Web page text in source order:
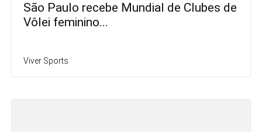
São Paulo recebe Mundial de Clubes de
Vôlei feminino...
Viver Sports